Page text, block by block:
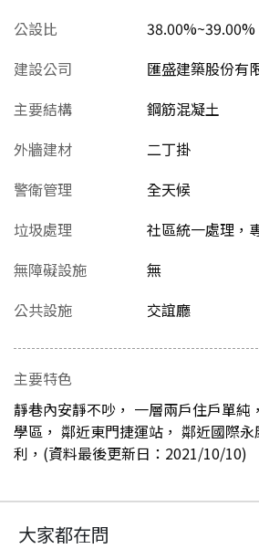
公設比
38.00%~39.00%
建設公司
匯盛建築股份有
主要結構
鋼筋混凝土
外牆建材
二丁掛
警衛管理
全天候
垃圾處理
社區統一處理，
無障礙設施
無
公共設施
交誼廳
主要特色
靜巷內安靜不吵， 一層兩戶住戶單純
學區， 鄰近東門捷運站， 鄰近國際
利，(資料最後更新日：2021/10/10)
大家都在問